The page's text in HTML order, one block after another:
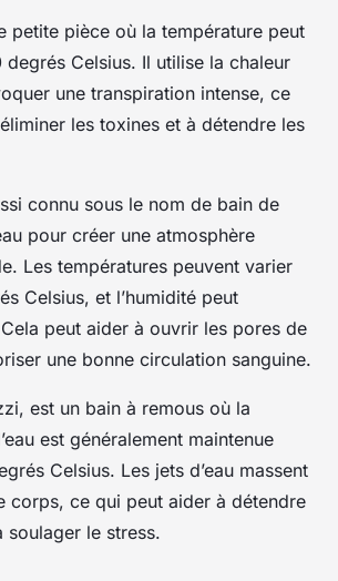
petite pièce où la température peut
Celsius. Il utilise la chaleur
une transpiration intense, ce
les toxines et à détendre les
connu sous le nom de bain de
pour créer une atmosphère
Les températures peuvent varier
Celsius, et l’humidité peut
peut aider à ouvrir les pores de
une bonne circulation sanguine.
est un bain à remous où la
est généralement maintenue
Celsius. Les jets d’eau massent
corps, ce qui peut aider à détendre
soulager le stress.